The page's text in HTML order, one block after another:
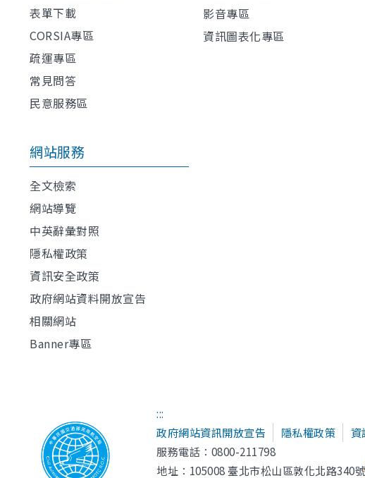
表單下載
CORSIA專區
疏運專區
常見問答
民意服務區
影音專區
資訊圖表化專區
網站服務
全文檢索
網站導覽
中英辭彙對照
隱私權政策
資訊安全政策
政府網站資料開放宣告
相關網站
Banner專區
:::
政府網站資訊開放宣告
隱私權政策 資
服務電話：0800-211798
地址： 105008 臺北市松山區敦化北路340號